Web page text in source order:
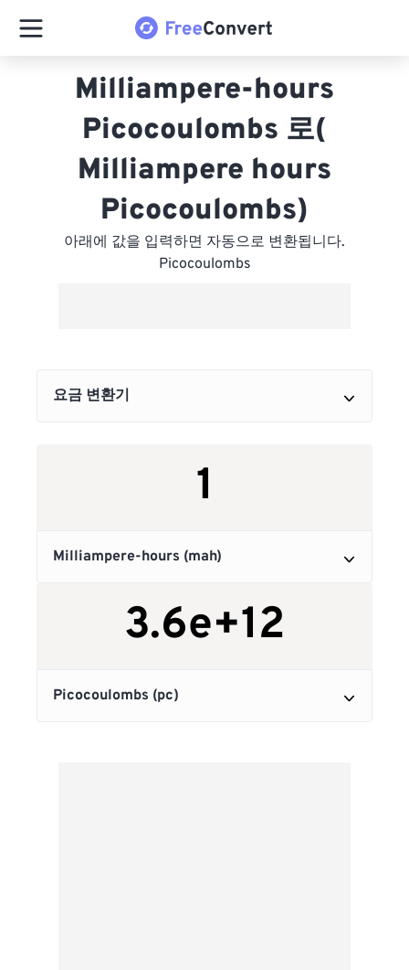
Milliampere-hours
Picocoulombs 로(
Milliampere hours
Picocoulombs)
아래에 값을 입력하면 자동으로 변환됩니다.
Picocoulombs